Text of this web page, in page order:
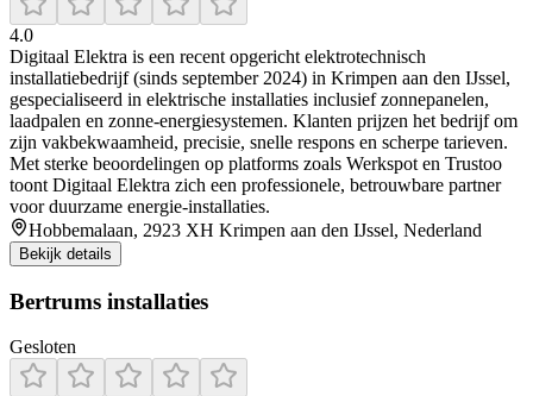
4.0
Digitaal Elektra is een recent opgericht elektrotechnisch
installatiebedrijf (sinds september 2024) in Krimpen aan den IJssel,
gespecialiseerd in elektrische installaties inclusief zonnepanelen,
laadpalen en zonne-energiesystemen. Klanten prijzen het bedrijf om
zijn vakbekwaamheid, precisie, snelle respons en scherpe tarieven.
Met sterke beoordelingen op platforms zoals Werkspot en Trustoo
toont Digitaal Elektra zich een professionele, betrouwbare partner
voor duurzame energie-installaties.
Hobbemalaan, 2923 XH Krimpen aan den IJssel, Nederland
Bekijk details
Bertrums installaties
Gesloten